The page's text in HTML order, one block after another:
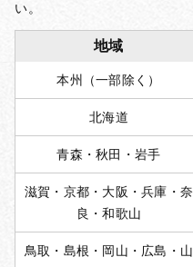
い。
地域
本州（一部除く）
北海道
青森・秋田・岩手
滋賀・京都・大阪・兵庫・奈
良・和歌山
鳥取・島根・岡山・広島・山